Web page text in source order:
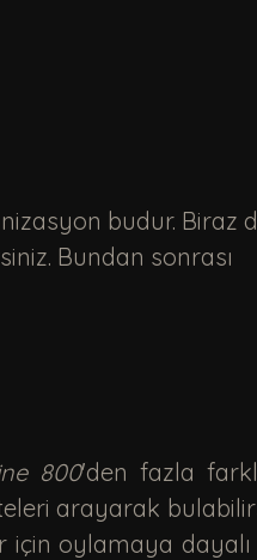
Bundan sonrası
800'den fazla
arayarak
için oylamaya